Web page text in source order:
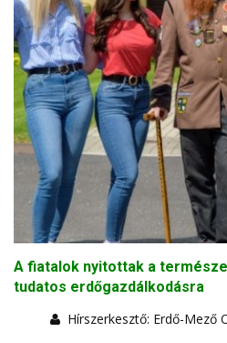
A fiatalok nyitottak a
tudatos erdőgazdálkodásra
Hírszerkesztő: Erdő-Mező